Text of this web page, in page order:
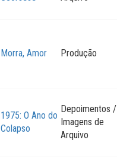
Morra, Amor Produção
1975: O Ano do
Colapso
Depoimentos /
Imagens de
Arquivo